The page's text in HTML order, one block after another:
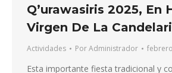
Q’urawasiris 2025, En
Virgen De La
Actividades PorAdministrador
Esta importante fiesta tradicional y